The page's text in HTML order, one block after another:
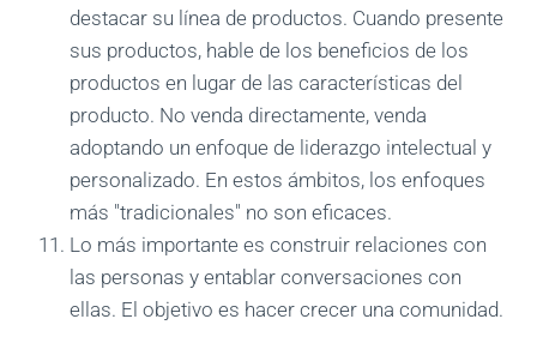
destacar su línea de productos. Cuando presente
sus productos, hable de los beneficios de los
productos en lugar de las características del
producto. No venda directamente, venda
adoptando un enfoque de liderazgo intelectual y
personalizado. En estos ámbitos, los enfoques
más "tradicionales" no son eficaces.
Lo más importante es construir relaciones con
las personas y entablar conversaciones con
ellas. El objetivo es hacer crecer una comunidad.